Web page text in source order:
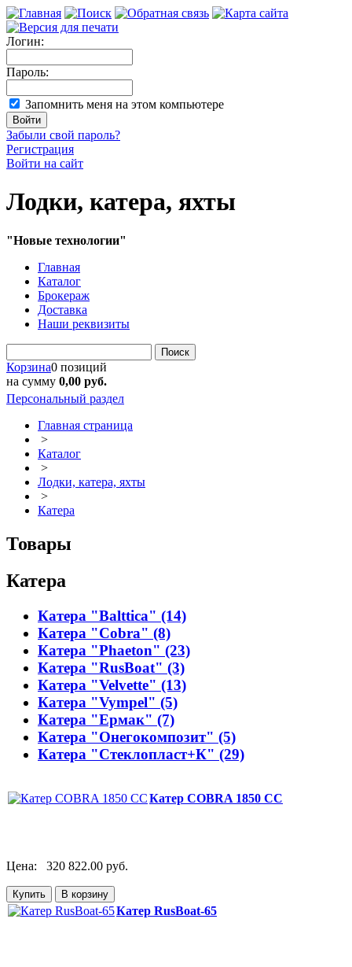
Логин:
Пароль:
Запомнить меня на этом компьютере
Забыли свой пароль?
Регистрация
Войти на сайт
Лодки, катера, яхты
"Новые технологии"
Главная
Каталог
Брокераж
Доставка
Наши реквизиты
Поиск
Корзина0 позиций
на сумму 0,00 руб.
Персональный раздел
Главная страница
>
Каталог
>
Лодки, катера, яхты
>
Катера
Товары
Катера
Катера "Balttica" (14)
Катера "Cobra" (8)
Катера "Phaeton" (23)
Катера "RusBoat" (3)
Катера "Velvette" (13)
Катера "Vympel" (5)
Катера "Ермак" (7)
Катера "Онегокомпозит" (5)
Катера "Стеклопласт+К" (29)
Катер COBRA 1850 CC
Цена: 320 822.00 руб.
Катер RusBoat-65